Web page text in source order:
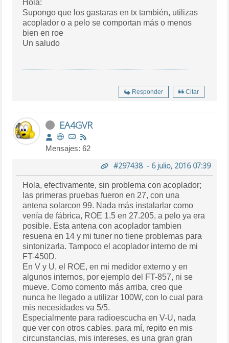
Hola:
Supongo que los gastaras en tx también, utilizas
acoplador o a pelo se comportan más o menos
bien en roe
Un saludo
Responder Citar
EA4GVR
Mensajes: 62
#297438- 6 julio, 2016 07:39
Hola, efectivamente, sin problema con acoplador;
las primeras pruebas fueron en 27, con una
antena solarcon 99. Nada más instalarlar como
venía de fábrica, ROE 1.5 en 27.205, a pelo ya era
posible. Esta antena con acoplador tambien
resuena en 14 y mi tuner no tiene problemas para
sintonizarla. Tampoco el acoplador interno de mi
FT-450D.
En V y U, el ROE, en mi medidor externo y en
algunos internos, por ejemplo del FT-857, ni se
mueve. Como comento más arriba, creo que
nunca he llegado a utilizar 100W, con lo cual para
mis necesidades va 5/5.
Especialmente para radioescucha en V-U, nada
que ver con otros cables. para mí, repito en mis
circunstancias, mis intereses, es una gran gran